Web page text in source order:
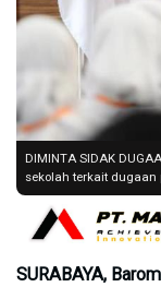
DIMINTA SIDAK
sekolah terkait dugaan
SURABAYA,